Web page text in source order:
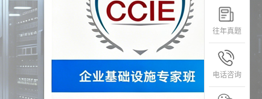
往年真题
电话咨询